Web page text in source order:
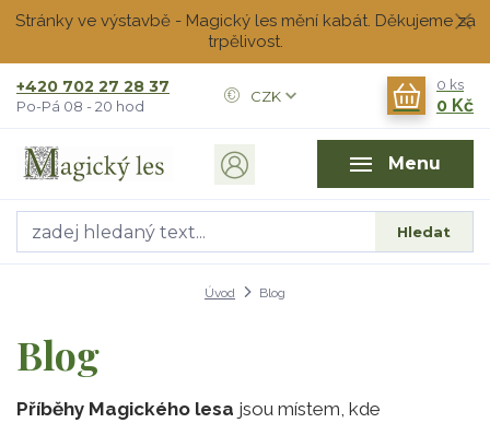
Stránky ve výstavbě - Magický les mění kabát. Děkujeme za
trpělivost.
Menu
CZK
Hledat
+420 702 27 28 37
Po-Pá 08 - 20 hod
0 ks
0 Kč
Úvod Blog
Blog
Příběhy Magického lesa jsou místem, kde